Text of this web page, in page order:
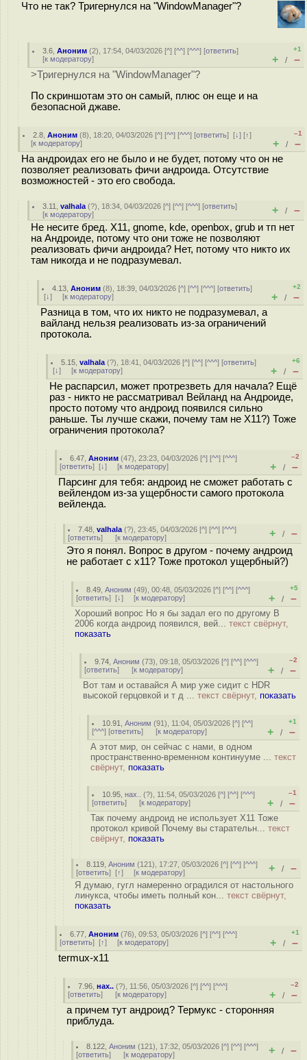
Что не так? Тригернулся на "WindowManager"?
3.6 ,Аноним (2), 17:54, 04/03/2026 [^] [^^] [^^^] [ответить]
[к модератору]
+1
+ / –
>Тригернулся на "WindowManager"?
По скриншотам это он самый, плюс он еще и на
безопасной джаве.
2.8 ,Аноним (8), 18:20, 04/03/2026 [^] [^^] [^^^] [ответить][↓] [↑]
[к модератору]
–1
+ / –
На андроидах его не было и не будет, потому что он не
позволяет реализовать фичи андроида. Отсутствие
возможностей - это его свобода.
3.11 ,valhala (?), 18:34, 04/03/2026 [^] [^^] [^^^] [ответить]
[к модератору] + / –
Не несите бред. Х11, gnome, kde, openbox, grub и тп нет
на Андроиде, потому что они тоже не позволяют
реализовать фичи андроида? Нет, потому что никто их
там никогда и не подразумевал.
4.13 ,Аноним (8), 18:39, 04/03/2026 [^] [^^] [^^^] [ответить]
[↓] [к модератору]
+2
+ / –
Разница в том, что их никто не подразумевал, а
вайланд нельзя реализовать из-за ограничений
протокола.
5.15 ,valhala (?), 18:41, 04/03/2026 [^] [^^] [^^^] [ответить]
[↓] [к модератору]
+6
+ / –
Не распарсил, может протрезветь для начала? Ещё
раз - никто не рассматривал Вейланд на Андроиде,
просто потому что андроид появился сильно
раньше. Ты лучше скажи, почему там не X11?) Тоже
ограничения протокола?
6.47 ,Аноним (47), 23:23, 04/03/2026 [^] [^^] [^^^]
[ответить] [↓] [к модератору]
–2
+ / –
Парсинг для тебя: андроид не сможет работать с
вейлендом из-за ущербности самого протокола
вейленда.
7.48 ,valhala (?), 23:45, 04/03/2026 [^] [^^] [^^^]
[ответить] [к модератору] + / –
Это я понял. Вопрос в другом - почему андроид
не работает с х11? Тоже протокол ущербный?)
8.49 ,Аноним (49), 00:48, 05/03/2026 [^] [^^] [^^^]
[ответить] [↓] [к модератору]
+5
+ / –
Хороший вопрос Но я бы задал его по другому В
2006 когда андроид появился, вей... текст свёрнут,
показать
9.74 ,Аноним (73), 09:18, 05/03/2026 [^] [^^] [^^^]
[ответить] [к модератору]
–2
+ / –
Вот там и оставайся А мир уже сидит с HDR
высокой герцовкой и т д ... текст свёрнут, показать
10.91 ,Аноним (91), 11:04, 05/03/2026 [^] [^^]
[^^^] [ответить] [к модератору]
+1
+ / –
А этот мир, он сейчас с нами, в одном
пространственно-временном континууме ... текст
свёрнут, показать
10.95 ,нах.. (?), 11:54, 05/03/2026 [^] [^^] [^^^]
[ответить] [к модератору]
–1
+ / –
Так почему андроид не использует Х11 Тоже
протокол кривой Почему вы старательн... текст
свёрнут, показать
8.119 ,Аноним (121), 17:27, 05/03/2026 [^] [^^] [^^^]
[ответить] [↑] [к модератору] + / –
Я думаю, гугл намеренно оградился от настольного
линукса, чтобы иметь полный кон... текст свёрнут,
показать
6.77 ,Аноним (76), 09:53, 05/03/2026 [^] [^^] [^^^]
[ответить] [↑] [к модератору]
+1
+ / –
termux-x11
7.96 ,нах.. (?), 11:56, 05/03/2026 [^] [^^] [^^^]
[ответить] [к модератору]
–2
+ / –
а причем тут андроид? Термукс - сторонняя
приблуда.
8.122 ,Аноним (121), 17:32, 05/03/2026 [^] [^^] [^^^]
[ответить] [к модератору] + / –